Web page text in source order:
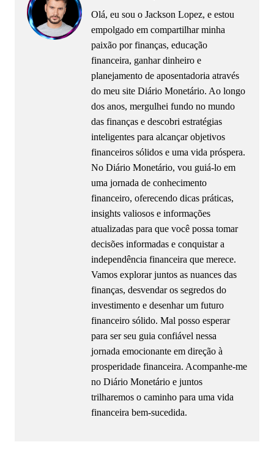
Olá, eu sou o Jackson Lopez, e estou
empolgado em compartilhar minha
paixão por finanças, educação
financeira, ganhar dinheiro e
planejamento de aposentadoria através
do meu site Diário Monetário. Ao longo
dos anos, mergulhei fundo no mundo
das finanças e descobri estratégias
inteligentes para alcançar objetivos
financeiros sólidos e uma vida próspera.
No Diário Monetário, vou guiá-lo em
uma jornada de conhecimento
financeiro, oferecendo dicas práticas,
insights valiosos e informações
atualizadas para que você possa tomar
decisões informadas e conquistar a
independência financeira que merece.
Vamos explorar juntos as nuances das
finanças, desvendar os segredos do
investimento e desenhar um futuro
financeiro sólido. Mal posso esperar
para ser seu guia confiável nessa
jornada emocionante em direção à
prosperidade financeira. Acompanhe-me
no Diário Monetário e juntos
trilharemos o caminho para uma vida
financeira bem-sucedida.